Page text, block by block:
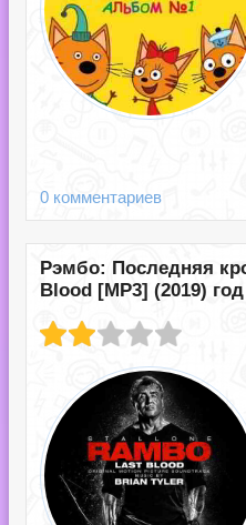
0 комментариев
Рэмбо: Последняя
Blood [MP3] (2019) год